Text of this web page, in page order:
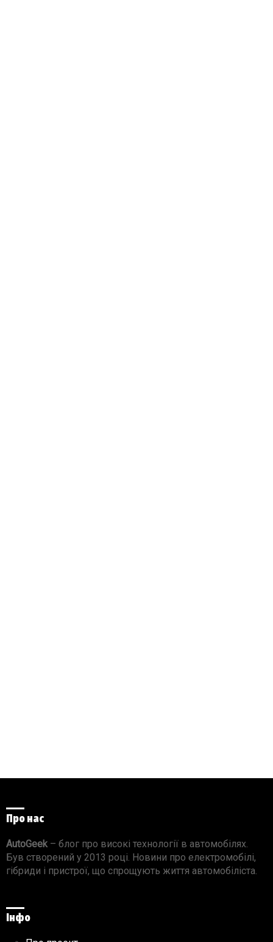
Про нас
AutoGeek – блог про високі технології в автомобілях.
Був створений у 2013 році. Новини про електромобілі,
гібриди і пристрої, що спрощують життя автомобіліста.
Інфо